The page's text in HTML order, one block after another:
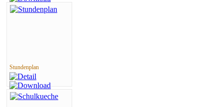
Stundenplan